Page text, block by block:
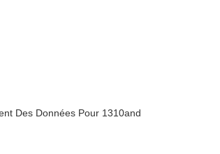
Des Données Pour 1310and